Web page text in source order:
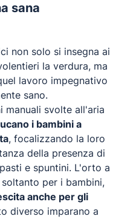
sana
non solo si insegna ai
la verdura, ma
lavoro impegnativo
sano.
manuali svolte all'aria
i bambini a
, focalizzando la loro
della presenza di
e spuntini. L'orto a
per i bambini,
anche per gli
diverso imparano a